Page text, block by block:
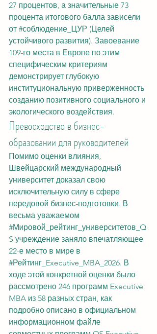
27 процентов, а значительные 73
процента итогового балла зависели
от #соблюдение_ЦУР (Целей
устойчивого развития). Завоевание
109-го места в Европе по этим
специфическим критериям
демонстрирует глубокую
институциональную приверженность
созданию позитивного социального и
экологического воздействия.
Превосходство в бизнес-
образовании для руководителей
Помимо оценки влияния,
Швейцарский международный
университет доказал свою
исключительную силу в сфере
передовой бизнес-подготовки. В
весьма уважаемом
#Мировой_рейтинг_университетов_Q
S учреждение заняло впечатляющее
22-е место в мире в
#Рейтинг_Executive_MBA_2026. В
ходе этой конкретной оценки было
рассмотрено 246 программ Executive
MBA из 58 разных стран, как
подробно описано в официальном
информационном файле